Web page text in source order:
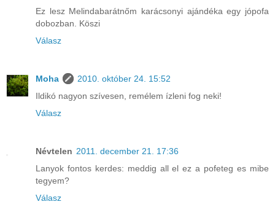
Ez lesz Melindabarátnőm karácsonyi ajándéka egy jópofa
dobozban. Köszi
Válasz
Moha
2010. október 24. 15:52
Ildikó nagyon szívesen, remélem ízleni fog neki!
Válasz
Névtelen 2011. december 21. 17:36
Lanyok fontos kerdes: meddig all el ez a pofeteg es mibe
tegyem?
Válasz